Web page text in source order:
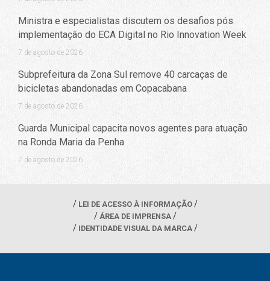
Ministra e especialistas discutem os desafios pós
implementação do ECA Digital no Rio Innovation Week
7 de agosto de 2026
Subprefeitura da Zona Sul remove 40 carcaças de
bicicletas abandonadas em Copacabana
7 de agosto de 2026
Guarda Municipal capacita novos agentes para atuação
na Ronda Maria da Penha
7 de agosto de 2026
LEI DE ACESSO À INFORMAÇÃO
ÁREA DE IMPRENSA
IDENTIDADE VISUAL DA MARCA